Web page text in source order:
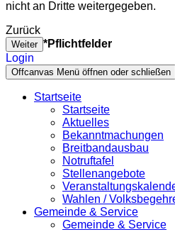
nicht an Dritte weitergegeben.
Zurück
Weiter *Pflichtfelder
Login
Offcanvas Menü öffnen oder schließen
Startseite
Startseite
Aktuelles
Bekanntmachungen
Breitbandausbau
Notruftafel
Stellenangebote
Wahlen /
Gemeinde & Service
Gemeinde & Service